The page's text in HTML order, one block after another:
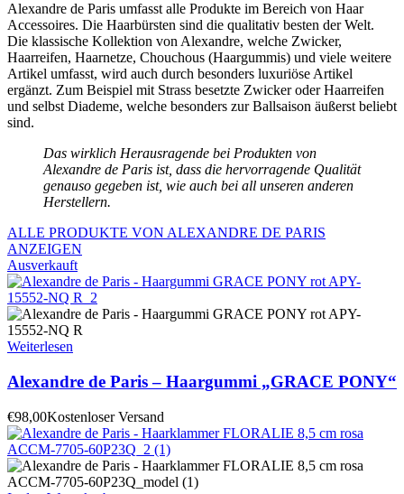
Alexandre de Paris umfasst alle Produkte im Bereich von Haar
Accessoires. Die Haarbürsten sind die qualitativ besten der Welt.
Die klassische Kollektion von Alexandre, welche Zwicker,
Haarreifen, Haarnetze, Chouchous (Haargummis) und viele weitere
Artikel umfasst, wird auch durch besonders luxuriöse Artikel
ergänzt. Zum Beispiel mit Strass besetzte Zwicker oder Haarreifen
und selbst Diademe, welche besonders zur Ballsaison äußerst beliebt
sind.
Das wirklich Herausragende bei Produkten von
Alexandre de Paris ist, dass die hervorragende Qualität
genauso gegeben ist, wie auch bei all unseren anderen
Herstellern.
ALLE PRODUKTE VON ALEXANDRE DE PARIS
ANZEIGEN
Ausverkauft
Weiterlesen
Alexandre de Paris – Haargummi „GRACE PONY“
€98,00Kostenloser Versand